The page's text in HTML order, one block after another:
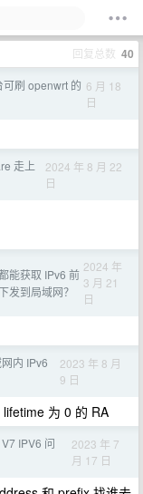
回复总数 40
刷 openwrt 的 6 月 18
日
走上
2024 年 8 月 22
日
能获取 IPv6 前
发到局域网？
2024 年
3 月 21
日
内 IPv6
2023 年 8 月
9 日
为 0 的 RA
IPV6 问
2023 年 7
月 17 日